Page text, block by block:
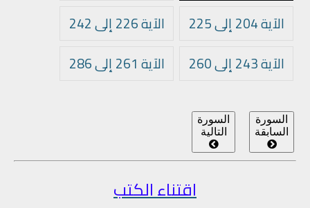
الآية 204 إلى 225
الآية 226 إلى 242
الآية 243 إلى 260
الآية 261 إلى 286
السورة
السابقة
السورة
التالية
اقتناء الكتب